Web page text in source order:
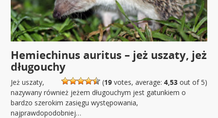
Hemiechinus auritus – jeż uszaty, jeż
długouchy
(19votes, average: 4,53out of 5)
Jeż uszaty,
nazywany również jeżem długouchym jest gatunkiem o
bardzo szerokim zasięgu występowania,
najprawdopodobniej…